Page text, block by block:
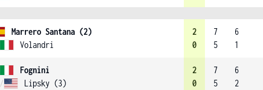
Marrero Santana (2)
Volandri
2
0
7
5
6
1
Fognini
/ Lipsky (3)
2
0
7
5
6
2